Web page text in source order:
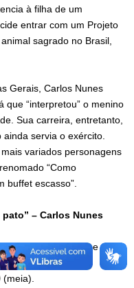
à filha de um
entrar com um Projeto
sagrado no Brasil,
Gerais, Carlos Nunes
que “interpretou” o menino
Sua carreira, entretanto,
servia o exército.
variados personagens
“Como
buffet escasso”.
– Carlos Nunes
Pena, s/nº, Parque
(meia).